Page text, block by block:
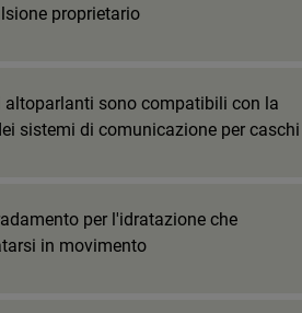
proprietario
altoparlanti sono compatibili con la
sistemi di comunicazione per caschi
per l'idratazione che
in movimento